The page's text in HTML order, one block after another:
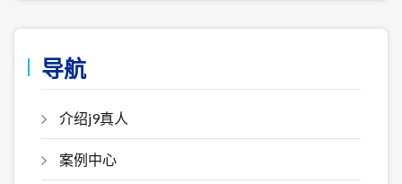
导航
介绍j9真人
案例中心